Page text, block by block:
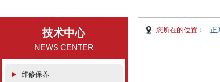
技术中心
NEWS CENTER
维修保养
您所在的位置： 正